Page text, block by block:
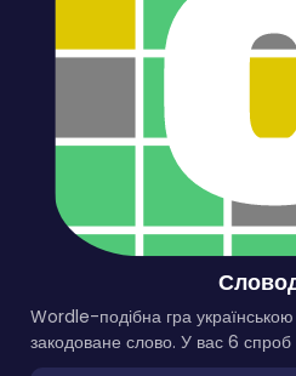
Wordle-подібна гра
закодоване слово. У вас 6 спроб